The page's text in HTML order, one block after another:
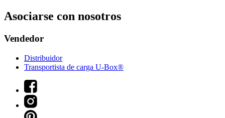
Asociarse con nosotros
Vendedor
Distribuidor
Transportista de carga U-Box®